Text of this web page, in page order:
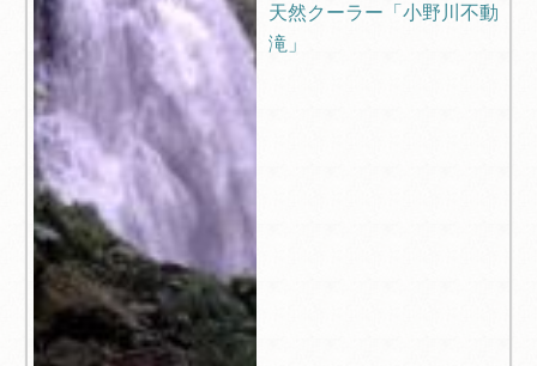
天然クーラー「小野川不動
滝」